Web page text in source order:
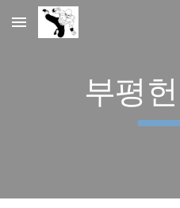
Skip to main content
부평